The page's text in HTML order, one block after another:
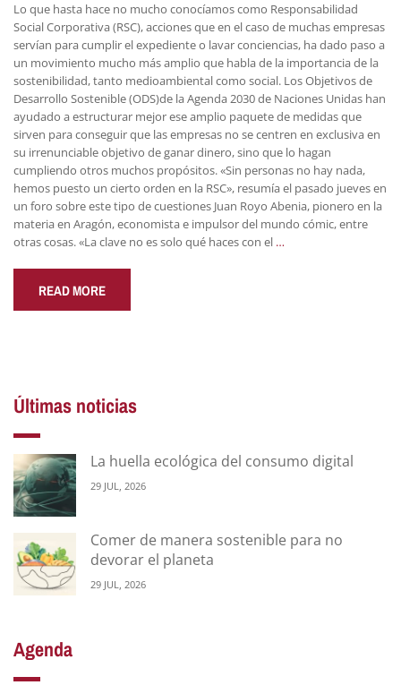
Lo que hasta hace no mucho conocíamos como Responsabilidad
Social Corporativa (RSC), acciones que en el caso de muchas empresas
servían para cumplir el expediente o lavar conciencias, ha dado paso a
un movimiento mucho más amplio que habla de la importancia de la
sostenibilidad, tanto medioambiental como social. Los Objetivos de
Desarrollo Sostenible (ODS)de la Agenda 2030 de Naciones Unidas han
ayudado a estructurar mejor ese amplio paquete de medidas que
sirven para conseguir que las empresas no se centren en exclusiva en
su irrenunciable objetivo de ganar dinero, sino que lo hagan
cumpliendo otros muchos propósitos. «Sin personas no hay nada,
hemos puesto un cierto orden en la RSC», resumía el pasado jueves en
un foro sobre este tipo de cuestiones Juan Royo Abenia, pionero en la
materia en Aragón, economista e impulsor del mundo cómic, entre
otras cosas. «La clave no es solo qué haces con el …
READ MORE
Últimas noticias
La huella ecológica del consumo digital
29 JUL, 2026
Comer de manera sostenible para no
devorar el planeta
29 JUL, 2026
Agenda